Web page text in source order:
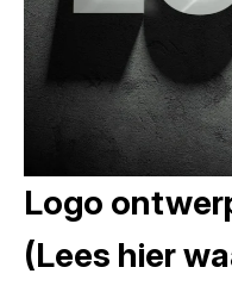
Logo
(Lees hier